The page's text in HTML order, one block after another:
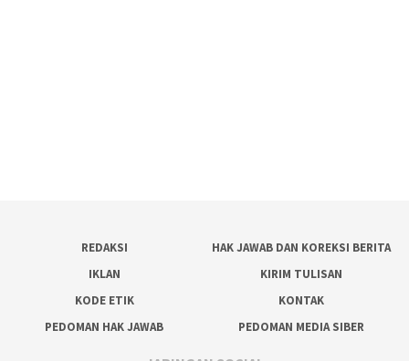
REDAKSI
HAK JAWAB DAN KOREKSI BERITA
IKLAN
KIRIM TULISAN
KODE ETIK
KONTAK
PEDOMAN HAK JAWAB
PEDOMAN MEDIA SIBER